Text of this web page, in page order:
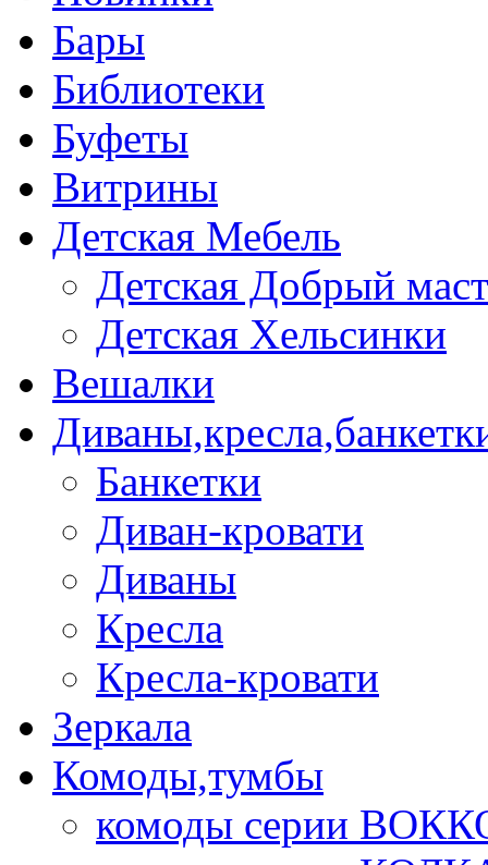
Бары
Библиотеки
Буфеты
Витрины
Детская Мебель
Детская Добрый
Детская Хельсинки
Вешалки
Банкетки
Диван-кровати
Диваны
Кресла
Кресла-кровати
Зеркала
Комоды,тумбы
комоды серии